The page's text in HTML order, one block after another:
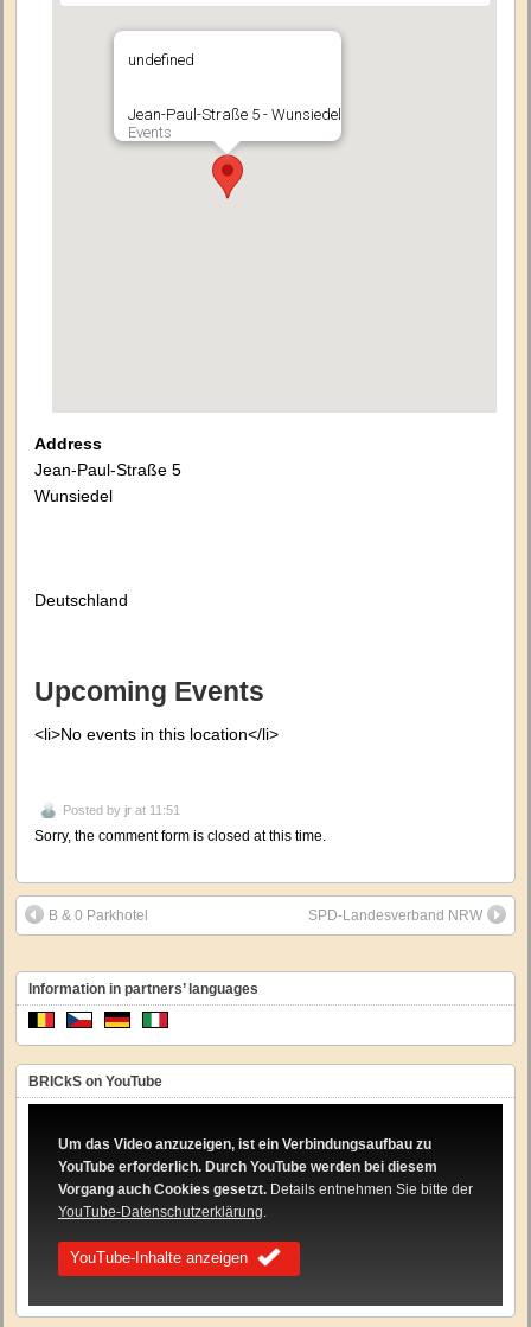
undefined
Jean-Paul-Straße 5 - Wunsiedel
Events
Address
Jean-Paul-Straße 5
Wunsiedel
Deutschland
Upcoming Events
<li>No events in this location</li>
Posted by jr at 11:51
Sorry, the comment form is closed at this time.
B & 0 Parkhotel SPD-Landesverband NRW
Information in partners’ languages
BRICkS on YouTube
Um das Video anzuzeigen, ist ein Verbindungsaufbau zu
YouTube erforderlich. Durch YouTube werden bei diesem
Vorgang auch Cookies gesetzt. Details entnehmen Sie bitte der
YouTube-Datenschutzerklärung
YouTube-Inhalte anzeigen